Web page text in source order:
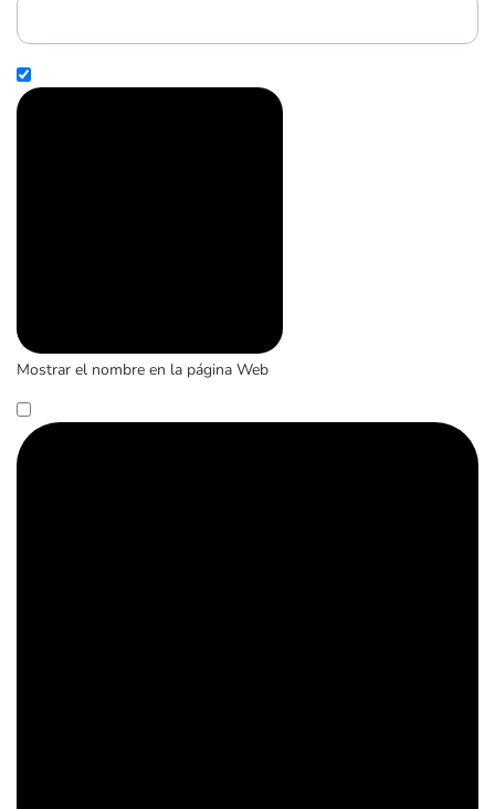
Mostrar el nombre en la página Web